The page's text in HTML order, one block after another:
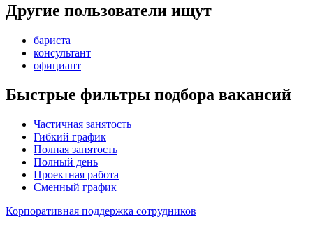
Другие пользователи ищут
бариста
консультант
официант
Быстрые фильтры подбора вакансий
Частичная занятость
Гибкий график
Полная занятость
Полный день
Проектная работа
Сменный график
Корпоративная поддержка сотрудников